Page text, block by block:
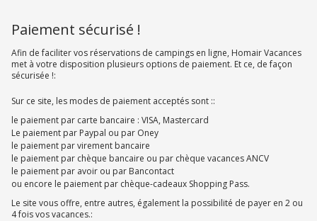
Paiement sécurisé !
Afin de faciliter vos réservations de campings en ligne, Homair Vacances
met à votre disposition plusieurs options de paiement. Et ce, de façon
sécurisée !:
Sur ce site, les modes de paiement acceptés sont ::
le paiement par carte bancaire : VISA, Mastercard
Le paiement par Paypal ou par Oney
le paiement par virement bancaire
le paiement par chèque bancaire ou par chèque vacances ANCV
le paiement par avoir ou par Bancontact
ou encore le paiement par chèque-cadeaux Shopping Pass.
Le site vous offre, entre autres, également la possibilité de payer en 2 ou
4 fois vos vacances.: